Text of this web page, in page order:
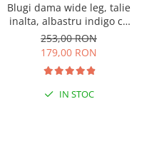
Blugi dama wide leg, talie
inalta, albastru indigo cu
curea — Britney
253,00 RON
179,00 RON
IN STOC